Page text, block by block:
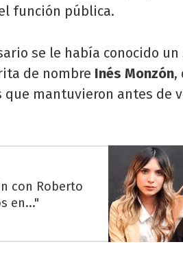
función pública.
se le había conocido
de nombre Inés Monzón,
que mantuvieron antes de
con Roberto
en..."